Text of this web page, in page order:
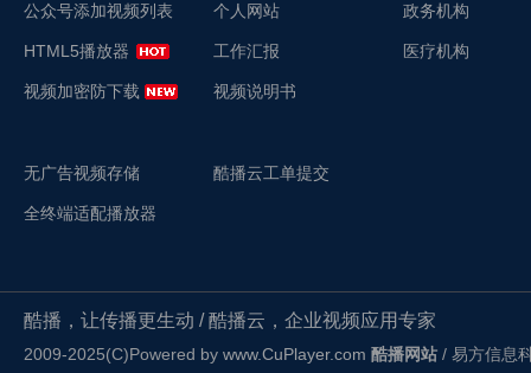
公众号添加视频列表
HTML5播放器
视频加密防下载
无广告视频存储
全终端适配播放器
个人网站
工作汇报
视频说明书
酷播云工单提交
政务机构
医疗机构
酷播，让传播更生动 / 酷播云，企业视频应用专家
2009-2025(C)Powered by www.CuPlayer.com 酷播网站 / 易方信息